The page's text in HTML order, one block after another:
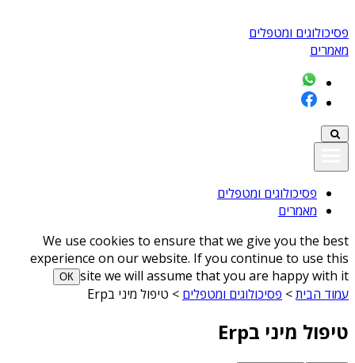
פסיכולוגים ומטפלים
מאמרים
פסיכולוגים ומטפלים
מאמרים
We use cookies to ensure that we give you the best
experience on our website. If you continue to use this
site we will assume that you are happy with it
ОК
עמוד הבית> פסיכולוגים ומטפלים > טיפול מיני בErp
טיפול מיני בErp